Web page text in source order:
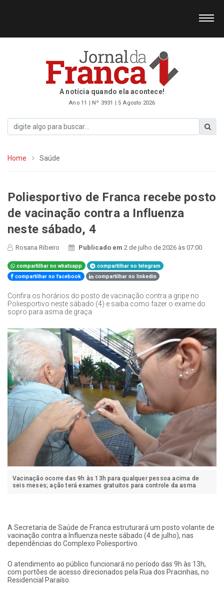
A notícia quando ela acontece!
Ano 11 | Nº 3931 | 5 Agosto 2026
Home Saúde
Poliesportivo de Franca recebe posto
de vacinação contra a Influenza
neste sábado, 4
Rosana Ribeiro Publicado em2 de julho de 2026 às 07:00
compartilhar no whatsapp
compartilhar no telegram
compartilhar no facebook
compartilhar no linkedin
Confira os horários do posto de vacinação contra a gripe no
Poliesportivo neste sábado (4) e saiba como fazer o exame do
sopro para asma de graça
Vacinação ocorre das 9h às 13h para qualquer pessoa acima de
seis meses; ação terá exames gratuitos para controle da asma
A Secretaria de Saúde de Franca estruturará um posto volante de
vacinação contra a Influenza neste sábado (4 de julho), nas
dependências do Complexo Poliesportivo.
O atendimento ao público funcionará no período das 9h às 13h,
com portões de acesso direcionados pela Rua dos Pracinhas, no
Residencial Paraíso.